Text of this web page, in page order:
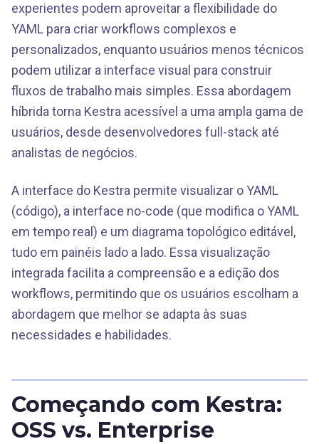
experientes podem aproveitar a flexibilidade do
YAML para criar workflows complexos e
personalizados, enquanto usuários menos técnicos
podem utilizar a interface visual para construir
fluxos de trabalho mais simples. Essa abordagem
híbrida torna Kestra acessível a uma ampla gama de
usuários, desde desenvolvedores full-stack até
analistas de negócios.
A interface do Kestra permite visualizar o YAML
(código), a interface no-code (que modifica o YAML
em tempo real) e um diagrama topológico editável,
tudo em painéis lado a lado. Essa visualização
integrada facilita a compreensão e a edição dos
workflows, permitindo que os usuários escolham a
abordagem que melhor se adapta às suas
necessidades e habilidades.
Começando com Kestra:
OSS vs. Enterprise